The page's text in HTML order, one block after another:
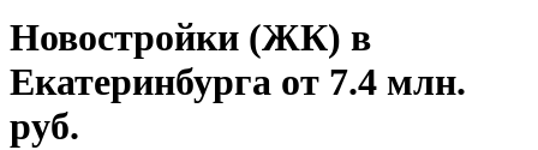
Новостройки (ЖК) в
Екатеринбурга от 7.4 млн.
руб.